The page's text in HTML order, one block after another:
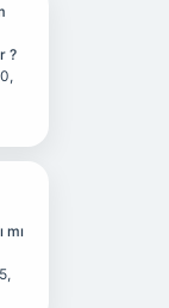
?
mı